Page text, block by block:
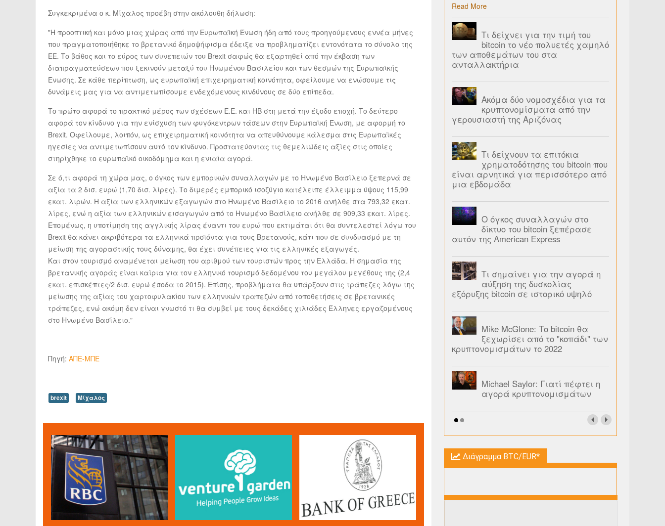
Συγκεκριμένα ο κ. Μίχαλος προέβη στην ακόλουθη δήλωση:
"Η προοπτική και μόνο μιας χώρας από την Ευρωπαϊκή Ένωση ήδη από τους προηγούμενους εννέα μήνες
που πραγματοποιήθηκε το βρετανικό δημοψήφισμα έδειξε να προβληματίζει εντονότατα το σύνολο της
ΕΕ. Το βάθος και το εύρος των συνεπειών του Brexit σαφώς θα εξαρτηθεί από την έκβαση των
διαπραγματεύσεων που ξεκινούν μεταξύ του Ηνωμένου Βασιλείου και των θεσμών της Ευρωπαϊκής
Ένωσης. Σε κάθε περίπτωση, ως ευρωπαϊκή επιχειρηματική κοινότητα, οφείλουμε να ενώσουμε τις
δυνάμεις μας για να αντιμετωπίσουμε ενδεχόμενους κινδύνους σε δύο επίπεδα.
Το πρώτο αφορά το πρακτικό μέρος των σχέσεων Ε.Ε. και ΗΒ στη μετά την έξοδο εποχή. Το δεύτερο
αφορά τον κίνδυνο για την ενίσχυση των φυγόκεντρων τάσεων στην Ευρωπαϊκή Ένωση, με αφορμή το
Brexit. Οφείλουμε, λοιπόν, ως επιχειρηματική κοινότητα να απευθύνουμε κάλεσμα στις Ευρωπαϊκές
ηγεσίες να αντιμετωπίσουν αυτό τον κίνδυνο. Προστατεύοντας τις θεμελιώδεις αξίες στις οποίες
στηρίχθηκε το ευρωπαϊκό οικοδόμημα και η ενιαία αγορά.
Σε ό,τι αφορά τη χώρα μας, ο όγκος των εμπορικών συναλλαγών με το Ηνωμένο Βασίλειο ξεπερνά σε
αξία τα 2 δισ. ευρώ (1,70 δισ. λίρες). Το διμερές εμπορικό ισοζύγιο κατέλειπε έλλειμμα ύψους 115,99
εκατ. λιρών. Η αξία των ελληνικών εξαγωγών στο Ηνωμένο Βασίλειο το 2016 ανήλθε στα 793,32 εκατ.
λίρες, ενώ η αξία των ελληνικών εισαγωγών από το Ηνωμένο Βασίλειο ανήλθε σε 909,33 εκατ. λίρες.
Επομένως, η υποτίμηση της αγγλικής λίρας έναντι του ευρώ που εκτιμάται ότι θα συντελεστεί λόγω του
Brexit θα κάνει ακριβότερα τα ελληνικά προϊόντα για τους Βρετανούς, κάτι που σε συνδυασμό με τη
μείωση της αγοραστικής τους δύναμης, θα έχει συνέπειες για τις ελληνικές εξαγωγές.
Και στον τουρισμό αναμένεται μείωση του αριθμού των τουριστών προς την Ελλάδα. Η σημασία της
βρετανικής αγοράς είναι καίρια για τον ελληνικό τουρισμό δεδομένου του μεγάλου μεγέθους της (2,4
εκατ. επισκέπτες/2 δισ. ευρώ έσοδα το 2015). Επίσης, προβλήματα θα υπάρξουν στις τράπεζες λόγω της
μείωσης της αξίας του χαρτοφυλακίου των ελληνικών τραπεζών από τοποθετήσεις σε βρετανικές
τράπεζες, ενώ ακόμη δεν είναι γνωστό τι θα συμβεί με τους δεκάδες χιλιάδες Έλληνες εργαζομένους
στο Ηνωμένο Βασίλειο."
Πηγή: ΑΠΕ-ΜΠΕ
brexit Μίχαλος
Read More
Τι δείχνει για την τιμή του
bitcoin το νέο πολυετές χαμηλό
των αποθεμάτων του στα
ανταλλακτήρια
Ακόμα δύο νομοσχέδια για τα
κρυπτονομίσματα από την
γερουσιαστή της Αριζόνας
Τι δείχνουν τα επιτόκια
χρηματοδότησης του bitcoin που
είναι αρνητικά για περισσότερο από
μια εβδομάδα
Ο όγκος συναλλαγών στο
δίκτυο του bitcoin ξεπέρασε
αυτόν της American Express
Τι σημαίνει για την αγορά η
αύξηση της δυσκολίας
εξόρυξης bitcoin σε ιστορικό υψηλό
Mike McGlone: Το bitcoin θα
ξεχωρίσει από το "κοπάδι" των
κρυπτονομισμάτων το 2022
Michael Saylor: Γιατί πέφτει η
αγορά κρυπτονομισμάτων
Διάγραμμα BTC/EUR*